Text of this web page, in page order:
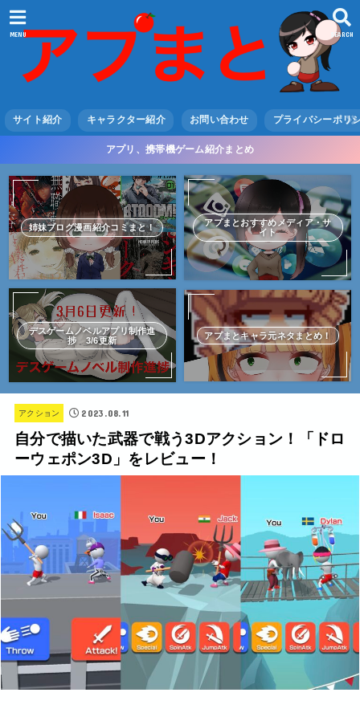
SEARCH
MENU
サイト紹介 キャラクター紹介 お問い合わせ プライバシーポリ
アプリ、携帯機ゲーム紹介まとめ
姉妹ブログ漫画紹介コミまと！
アプまとおすすめメディア・サ
イト
デスゲームノベルアプリ制作進
捗 3/6更新
アプまとキャラ元ネタまとめ！
アクション 2023.08.11
自分で描いた武器で戦う3Dアクション！「ドロ
ーウェポン3D」をレビュー！